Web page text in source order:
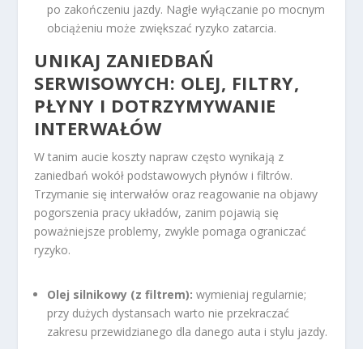
po zakończeniu jazdy. Nagłe wyłączanie po mocnym
obciążeniu może zwiększać ryzyko zatarcia.
UNIKAJ ZANIEDBAŃ
SERWISOWYCH: OLEJ, FILTRY,
PŁYNY I DOTRZYMYWANIE
INTERWAŁÓW
W tanim aucie koszty napraw często wynikają z
zaniedbań wokół podstawowych płynów i filtrów.
Trzymanie się interwałów oraz reagowanie na objawy
pogorszenia pracy układów, zanim pojawią się
poważniejsze problemy, zwykle pomaga ograniczać
ryzyko.
Olej silnikowy (z filtrem): wymieniaj regularnie;
przy dużych dystansach warto nie przekraczać
zakresu przewidzianego dla danego auta i stylu jazdy.